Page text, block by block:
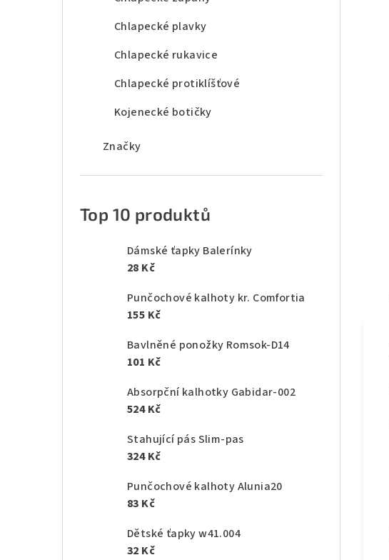
Chlapecké plavky
Chlapecké rukavice
Chlapecké protiklíšťové
Kojenecké botičky
Značky
Top 10 produktů
Dámské ťapky Balerínky
28 Kč
Punčochové kalhoty kr. Comfortia
155 Kč
Bavlněné ponožky Romsok-D14
101 Kč
Absorpční kalhotky Gabidar-002
524 Kč
Stahující pás Slim-pas
324 Kč
Punčochové kalhoty Alunia20
83 Kč
Dětské ťapky w41.004
32 Kč